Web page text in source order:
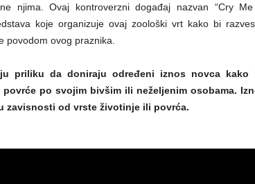
njima. Ovaj kontroverzni događaj nazvan “Cry
koje organizuje ovaj zoološki vrt kako bi
povodom ovog praznika.
priliku da doniraju određeni iznos novca kako
po svojim bivšim ili neželjenim osobama.
zavisnosti od vrste životinje ili povrća.